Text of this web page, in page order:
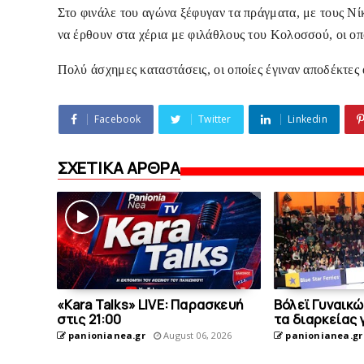
Στο φινάλε του αγώνα ξέφυγαν τα πράγματα, με τους
να έρθουν στα χέρια με φιλάθλους του Κολοσσού, οι
Πολύ άσχημες καταστάσεις, οι οποίες έγιναν
Facebook Twitter Linkedin
ΣΧΕΤΙΚΑ ΑΡΘΡΑ
«Kara Talks» LIVE: Παρασκευή
στις 21:00
panionianea.gr August 06, 2026
Bόλεϊ
τα διαρκείας
panionianea.gr